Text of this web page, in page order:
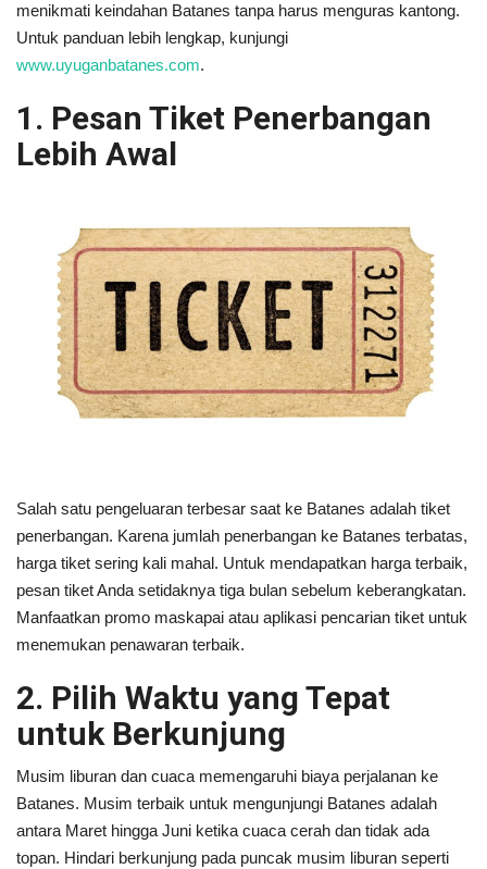
menikmati keindahan Batanes tanpa harus menguras kantong.
Untuk panduan lebih lengkap, kunjungi
www.uyuganbatanes.com.
1. Pesan Tiket Penerbangan
Lebih Awal
Salah satu pengeluaran terbesar saat ke Batanes adalah tiket
penerbangan. Karena jumlah penerbangan ke Batanes terbatas,
harga tiket sering kali mahal. Untuk mendapatkan harga terbaik,
pesan tiket Anda setidaknya tiga bulan sebelum keberangkatan.
Manfaatkan promo maskapai atau aplikasi pencarian tiket untuk
menemukan penawaran terbaik.
2. Pilih Waktu yang Tepat
untuk Berkunjung
Musim liburan dan cuaca memengaruhi biaya perjalanan ke
Batanes. Musim terbaik untuk mengunjungi Batanes adalah
antara Maret hingga Juni ketika cuaca cerah dan tidak ada
topan. Hindari berkunjung pada puncak musim liburan seperti